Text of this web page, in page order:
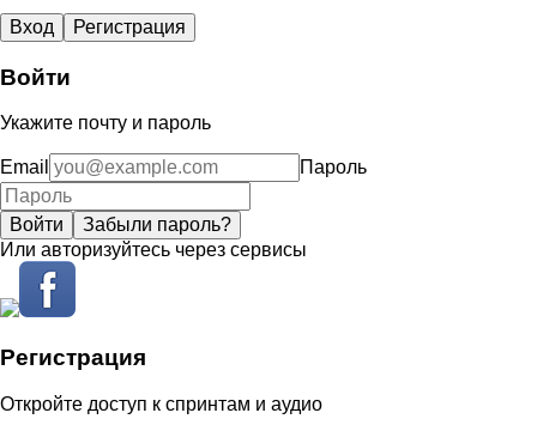
Вход Регистрация
Войти
Укажите почту и пароль
Email Пароль
Войти
Забыли пароль?
Или авторизуйтесь через сервисы
Регистрация
Откройте доступ к спринтам и аудио